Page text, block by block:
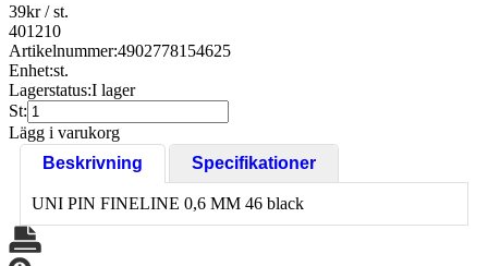
39kr/ st.
401210
Artikelnummer:4902778154625
Enhet:st.
Lagerstatus:I lager
St:
Lägg i varukorg
Beskrivning
Specifikationer
UNI PIN FINELINE 0,6 MM 46 black